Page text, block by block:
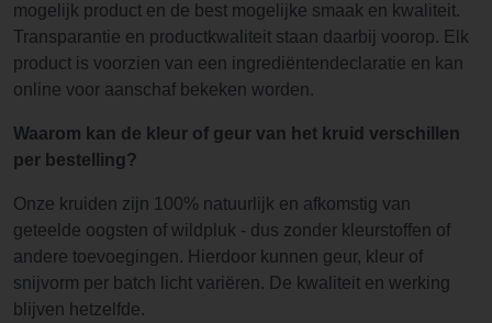
mogelijk product en de best mogelijke smaak en kwaliteit.
Transparantie en productkwaliteit staan daarbij voorop. Elk
product is voorzien van een ingrediëntendeclaratie en kan
online voor aanschaf bekeken worden.
Waarom kan de kleur of geur van het kruid verschillen
per bestelling?
Onze kruiden zijn 100% natuurlijk en afkomstig van
geteelde oogsten of wildpluk - dus zonder kleurstoffen of
andere toevoegingen. Hierdoor kunnen geur, kleur of
snijvorm per batch licht variëren. De kwaliteit en werking
blijven hetzelfde.